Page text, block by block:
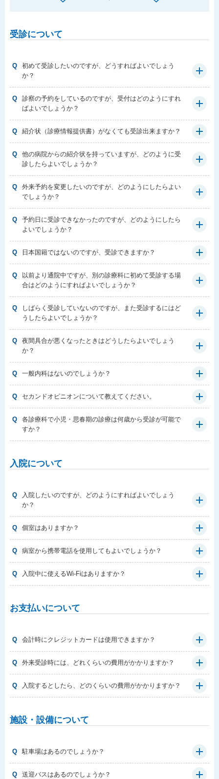
受診について
Q
初めて受診したいのですが、どうすればよいでしょう
か？
Q
診察の予約をしているのですが、受付はどのようにすれ
ばよいでしょうか？
Q 紹介状（診療情報提供書）がなくても受診出来ますか？
Q
他の病院からの紹介状を持っていますが、どのように受
診したらよいでしょうか？
Q
外来予約を変更したいのですが、どのようにしたらよい
でしょうか？
Q
予約日に受診できなかったのですが、どのようにしたら
よいでしょうか？
Q 日本国籍ではないのですが、受診できますか？
Q
以前より通院中ですが、別の診療科に初めて受診する場
合はどのようにすればよいでしょうか？
Q
しばらく受診していないのですが、また受診するにはど
うしたらよいでしょうか？
Q
夜間具合が悪くなったときはどうしたらよいでしょう
か？
Q 一般内科はないのでしょうか？
Q セカンドオピニオンについて教えてください。
Q
各診療科で小児・思春期の診療は何歳から受診が可能で
すか？
入院について
Q
入院したいのですが、どのようにすればよいでしょう
か？
Q 個室はありますか？
Q 病室から携帯電話を使用してもよいでしょうか？
Q 入院中に使えるWi-Fiはありますか？
お支払いについて
Q 会計時にクレジットカードは使用できますか？
Q 外来受診時には、どれくらいの費用がかかりますか？
Q 入院するとしたら、どのくらいの費用がかかりますか？
施設・設備について
Q 駐車場はあるのでしょうか？
Q 送迎バスはあるのでしょうか？